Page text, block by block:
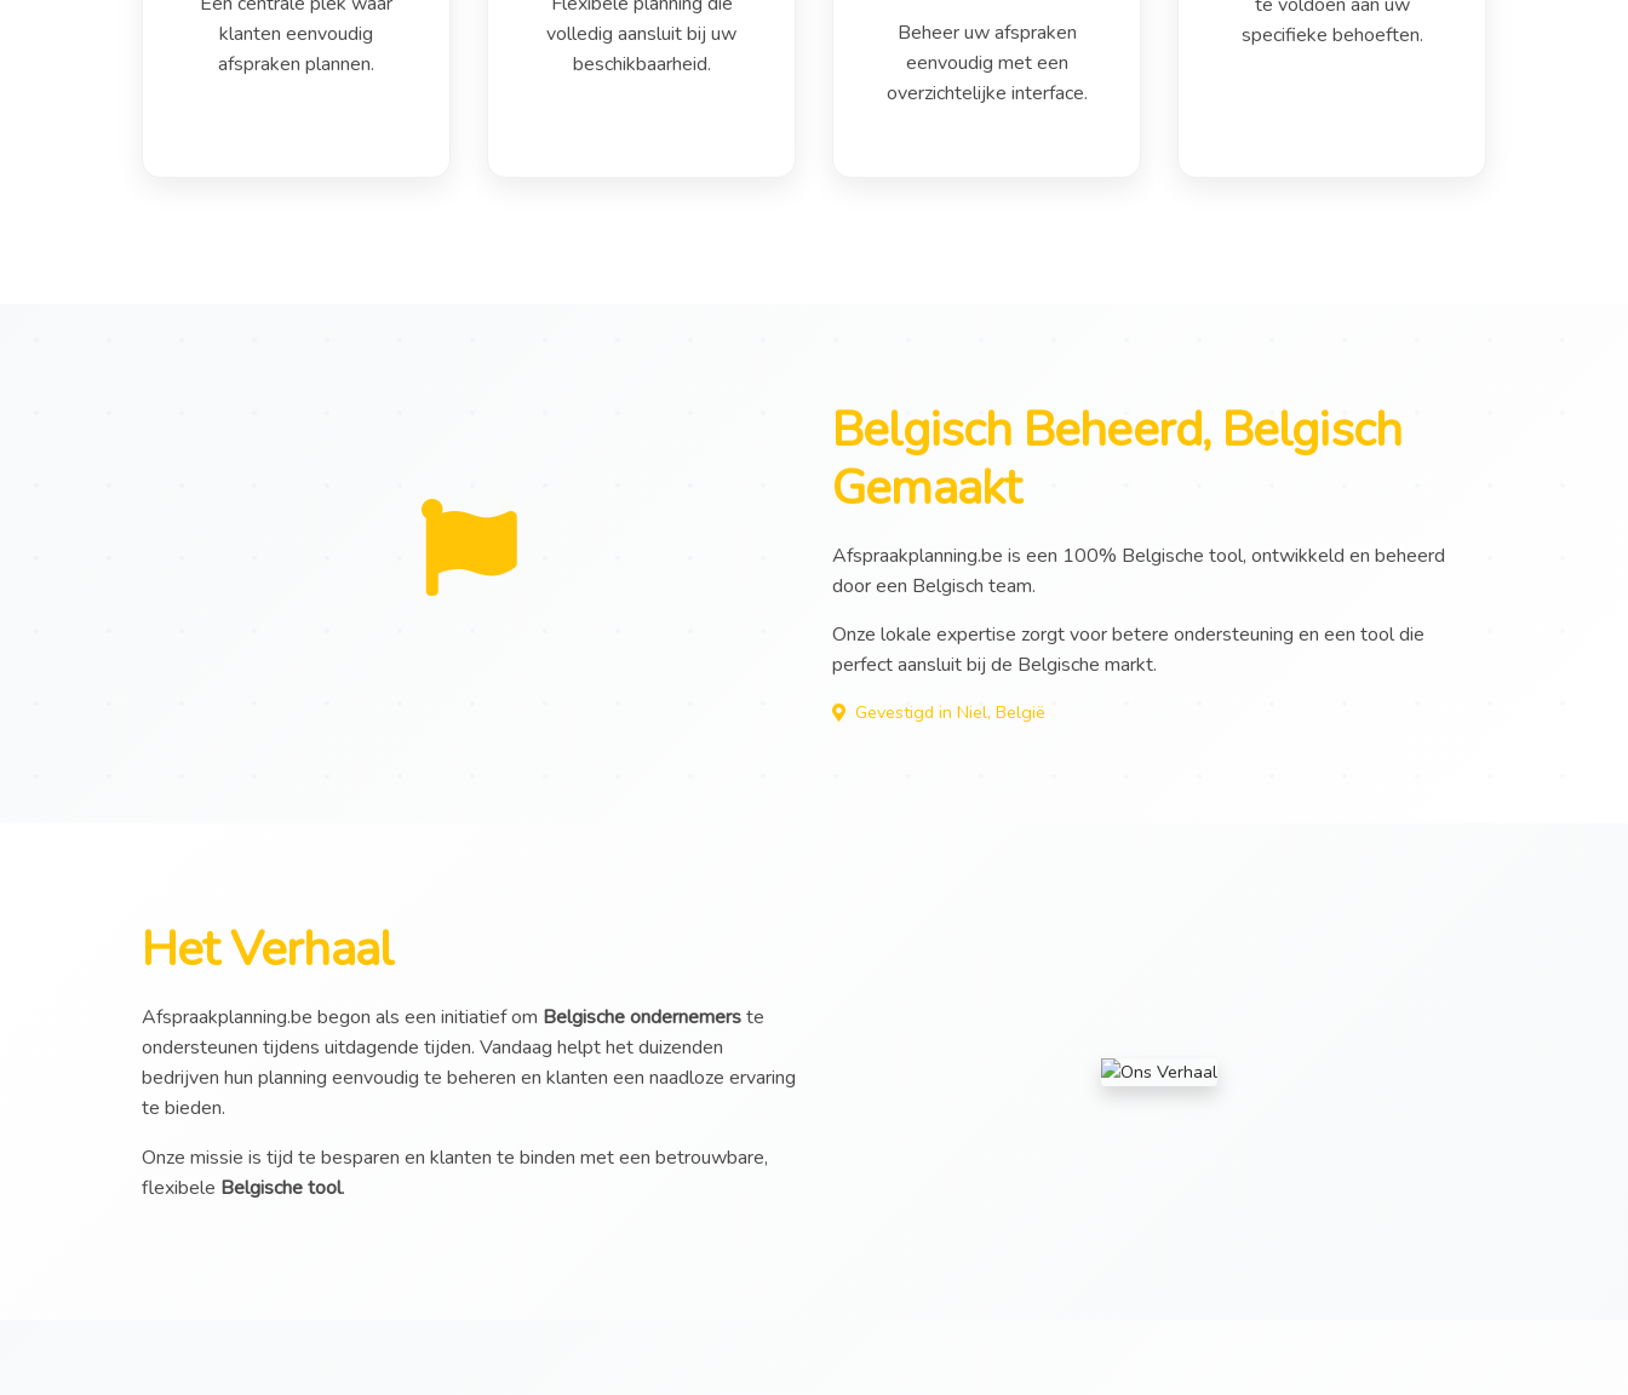
klanten eenvoudig
afspraken plannen.
volledig aansluit bij uw
beschikbaarheid.
Beheer uw afspraken
eenvoudig met een
overzichtelijke interface.
specifieke behoeften.
Belgisch Beheerd, Belgisch
Gemaakt
Afspraakplanning.be is een 100% Belgische tool, ontwikkeld en beheerd
door een Belgisch team.
Onze lokale expertise zorgt voor betere ondersteuning en een tool die
perfect aansluit bij de Belgische markt.
Gevestigd in Niel, België
Het Verhaal
Afspraakplanning.be begon als een initiatief om Belgische ondernemerste
ondersteunen tijdens uitdagende tijden. Vandaag helpt het duizenden
bedrijven hun planning eenvoudig te beheren en klanten een naadloze ervaring
te bieden.
Onze missie is tijd te besparen en klanten te binden met een betrouwbare,
flexibele Belgische tool.